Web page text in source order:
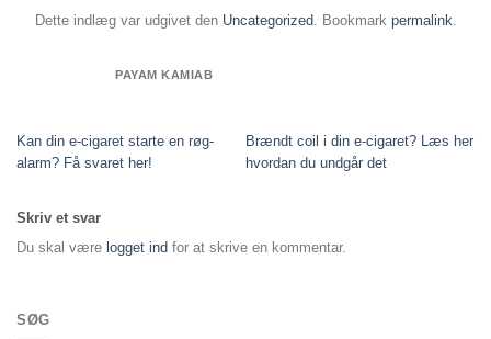
Dette indlæg var udgivet den Uncategorized. Bookmark permalink.
PAYAM KAMIAB
Kan din e-cigaret starte en røg-
alarm? Få svaret her!
Brændt coil i din e-cigaret? Læs her
hvordan du undgår det
Skriv et svar
Du skal være logget ind for at skrive en kommentar.
SØG